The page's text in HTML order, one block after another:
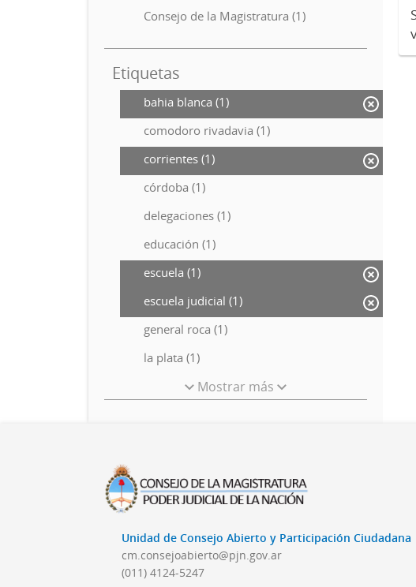
Consejo de la Magistratura (1)
Etiquetas
bahia blanca (1)
comodoro rivadavia (1)
corrientes (1)
córdoba (1)
delegaciones (1)
educación (1)
escuela (1)
escuela judicial (1)
general roca (1)
la plata (1)
Mostrar más
Unidad de Consejo Abierto y Participación Ciudadana
cm.consejoabierto@pjn.gov.ar
(011) 4124-5247